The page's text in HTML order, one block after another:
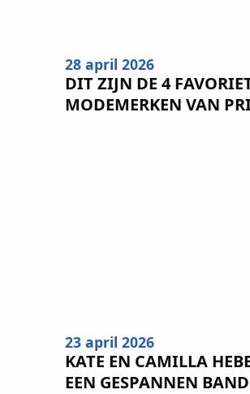
28 april 2026
DIT ZIJN DE 4
MODEMERKEN VAN
23 april 2026
KATE EN CAMILLA
EEN GESPANNEN